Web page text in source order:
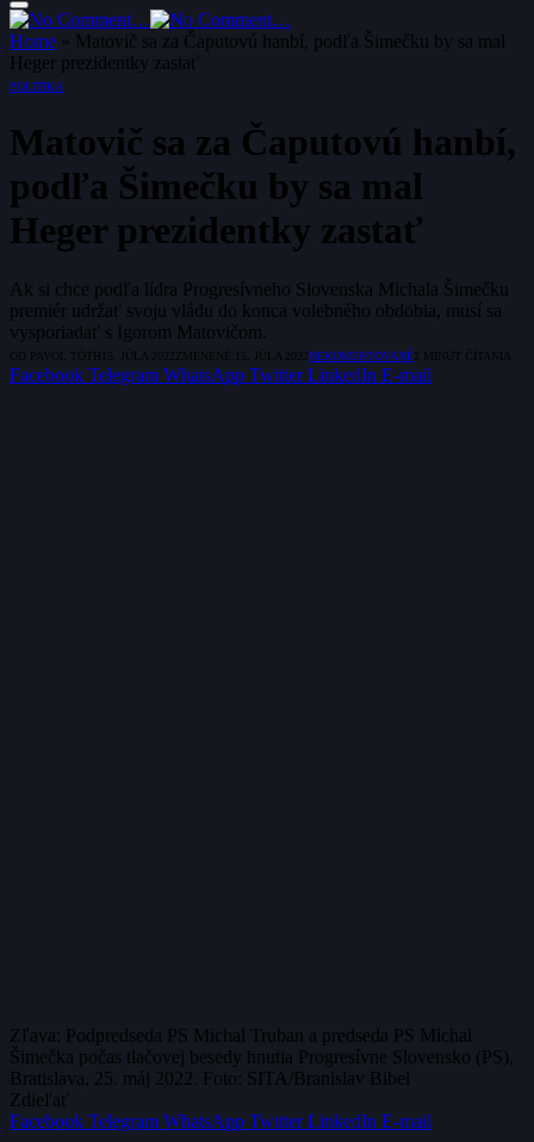
Home » Matovič sa za Čaputovú hanbí, podľa Šimečku by sa mal
Heger prezidentky zastať
POLITIKA
Matovič sa za Čaputovú hanbí,
podľa Šimečku by sa mal
Heger prezidentky zastať
Ak si chce podľa lídra Progresívneho Slovenska Michala Šimečku
premiér udržať svoju vládu do konca volebného obdobia, musí sa
vysporiadať s Igorom Matovičom.
OD PAVOL TÓTH 15. JÚLA 2022 ZMENENÉ: 15. JÚLA 2022 NEKOMENTOVANÉ 2 MINÚT ČÍTANIA
Facebook Telegram WhatsApp Twitter LinkedIn E-mail
Zľava: Podpredseda PS Michal Truban a predseda PS Michal
Šimečka počas tlačovej besedy hnutia Progresívne Slovensko (PS),
Bratislava, 25. máj 2022. Foto: SITA/Branislav Bibel
Zdieľať
Facebook Telegram WhatsApp Twitter LinkedIn E-mail